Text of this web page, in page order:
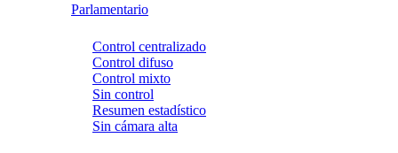
Parlamentario
Control centralizado
Control difuso
Control mixto
Sin control
Resumen estadístico
Sin cámara alta